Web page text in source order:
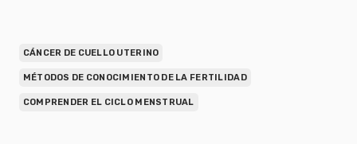
CÁNCER DE CUELLO UTERINO
MÉTODOS DE CONOCIMIENTO DE LA FERTILIDAD
COMPRENDER EL CICLO MENSTRUAL